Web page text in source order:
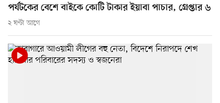
পর্যটকের বেশে বাইকে কোটি টাকার ইয়াবা পাচার, গ্রেপ্তার ৬
২ ঘণ্টা আগে